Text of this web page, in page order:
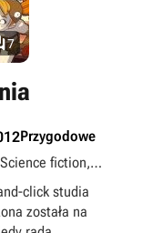
7
Przygodowe
fiction,
click studia
została na